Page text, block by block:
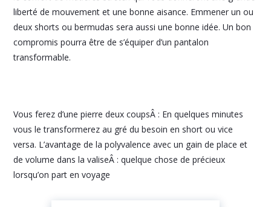
liberté de mouvement et une bonne aisance. Emmener un ou
deux shorts ou bermudas sera aussi une bonne idée. Un bon
compromis pourra être de s’équiper d’un pantalon
transformable.
Vous ferez d’une pierre deux coupsÂ : En quelques minutes
vous le transformerez au gré du besoin en short ou vice
versa. L’avantage de la polyvalence avec un gain de place et
de volume dans la valiseÂ : quelque chose de précieux
lorsqu’on part en voyage